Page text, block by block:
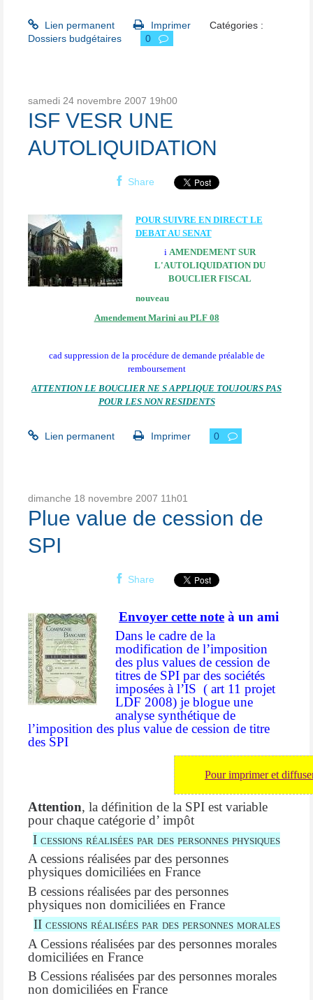
Lien permanent Imprimer
Catégories :
Dossiers budgétaires
0
samedi 24 novembre 2007 19h00
ISF VESR UNE
AUTOLIQUIDATION
Share
POUR SUIVRE EN DIRECT LE
DEBAT AU SENAT
iAMENDEMENT SUR
L'AUTOLIQUIDATION DU
BOUCLIER FISCAL
nouveau
Amendement Marini au PLF 08
cad suppression de la procédure de demande préalable de
remboursement
ATTENTION LE BOUCLIER NE S APPLIQUE TOUJOURS PAS
POUR LES NON RESIDENTS
Lien permanent Imprimer 0
dimanche 18 novembre 2007 11h01
Plue value de cession de
SPI
Share
Envoyer cette note à un ami
Dans le cadre de la
modification de l’imposition
des plus values de cession de
titres de SPI par des sociétés
imposées à l’IS ( art 11 projet
LDF 2008) je blogue une
analyse synthétique de
l’imposition des plus value de cession de titre
des SPI
Pour imprimer et
Attention, la définition de la SPI est variable
pour chaque catégorie d’ impôt
I cessions réalisées par des personnes physiques
A cessions réalisées par des personnes
physiques domiciliées en France
B cessions réalisées par des personnes
physiques non domiciliées en France
II cessions réalisées par des personnes morales
A Cessions réalisées par des personnes morales
domiciliées en France
B Cessions réalisées par des personnes morales
non domiciliées en France